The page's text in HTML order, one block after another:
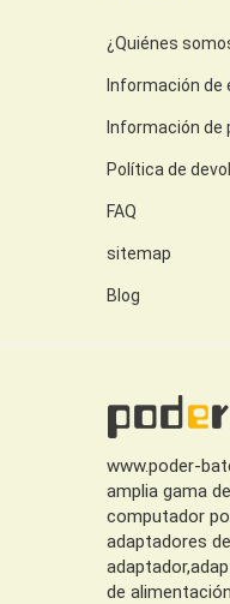
¿Quiénes
Información de
Información de
Política de
FAQ
sitemap
Blog
www.poder-
amplia gama
computador
adaptadores
de